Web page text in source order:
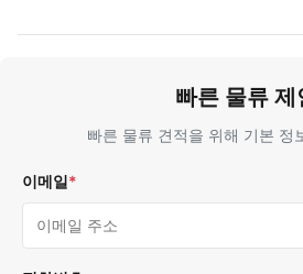
빠른 물류 제
빠른 물류 견적을 위해 기본 정
이메일*